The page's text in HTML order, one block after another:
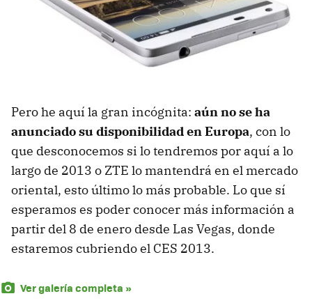
Pero he aquí la gran incógnita: aún no se ha
anunciado su disponibilidad en Europa, con lo
que desconocemos si lo tendremos por aquí a lo
largo de 2013 o ZTE lo mantendrá en el mercado
oriental, esto último lo más probable. Lo que sí
esperamos es poder conocer más información a
partir del 8 de enero desde Las Vegas, donde
estaremos cubriendo el CES 2013.
Ver galería completa »